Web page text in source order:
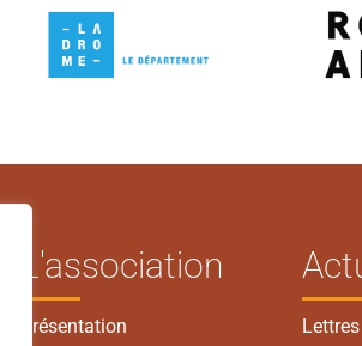
L'association
Présentation